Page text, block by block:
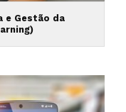
e Gestão da